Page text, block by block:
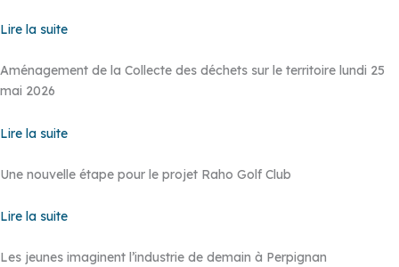
Lire la suite
Aménagement de la Collecte des déchets sur le territoire lundi 25
mai 2026
Lire la suite
Une nouvelle étape pour le projet Raho Golf Club
Lire la suite
Les jeunes imaginent l’industrie de demain à Perpignan